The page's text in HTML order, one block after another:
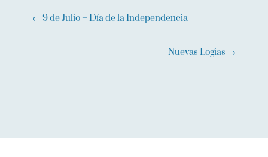
← 9 de Julio – Día de la Independencia
Nuevas Logias →